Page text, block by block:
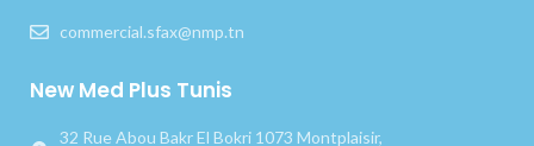
commercial.sfax@nmp.tn
New Med Plus Tunis
32 Rue Abou Bakr El Bokri 1073 Montplaisir,